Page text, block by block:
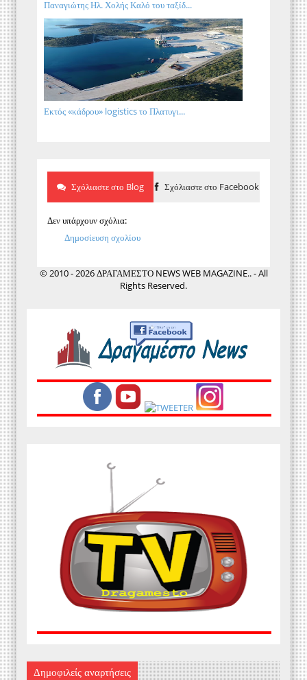
Παναγιώτης Ηλ. Χολής Καλό του ταξίδ...
Εκτός «κάδρου» logistics το Πλατυγι...
Σχόλιαστε στο Blog Σχόλιαστε στο Facebook
Δεν υπάρχουν σχόλια:
Δημοσίευση σχολίου
© 2010 - 2026 ΔΡΑΓΑΜΕΣΤΟ NEWS WEB MAGAZINE.. - All
Rights Reserved.
Δημοφιλείς αναρτήσεις